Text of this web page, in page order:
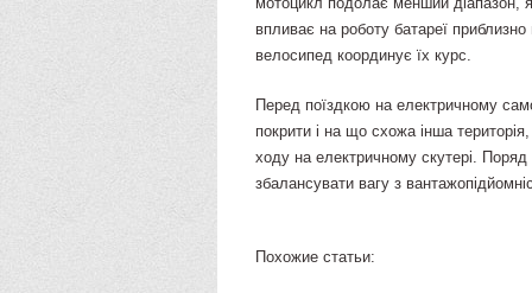
впливає на роботу батареї
велосипед координує їх курс.
Перед поїздкою на електричному
покрити і на що схожа інша
ходу на електричному скутері.
збалансувати вагу з
Похожие статьи: